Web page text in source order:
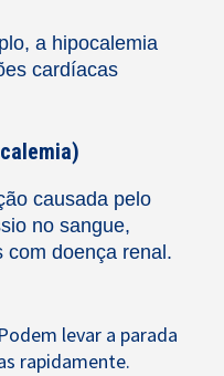
a hipocalemia
cardíacas
causada pelo
no sangue,
com doença renal.
levar a parada
rapidamente.